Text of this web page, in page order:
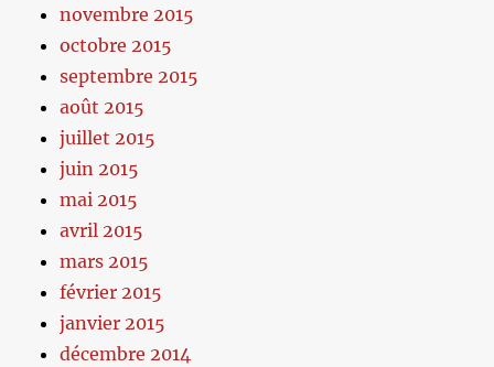
novembre 2015
octobre 2015
septembre 2015
août 2015
juillet 2015
juin 2015
mai 2015
avril 2015
mars 2015
février 2015
janvier 2015
décembre 2014